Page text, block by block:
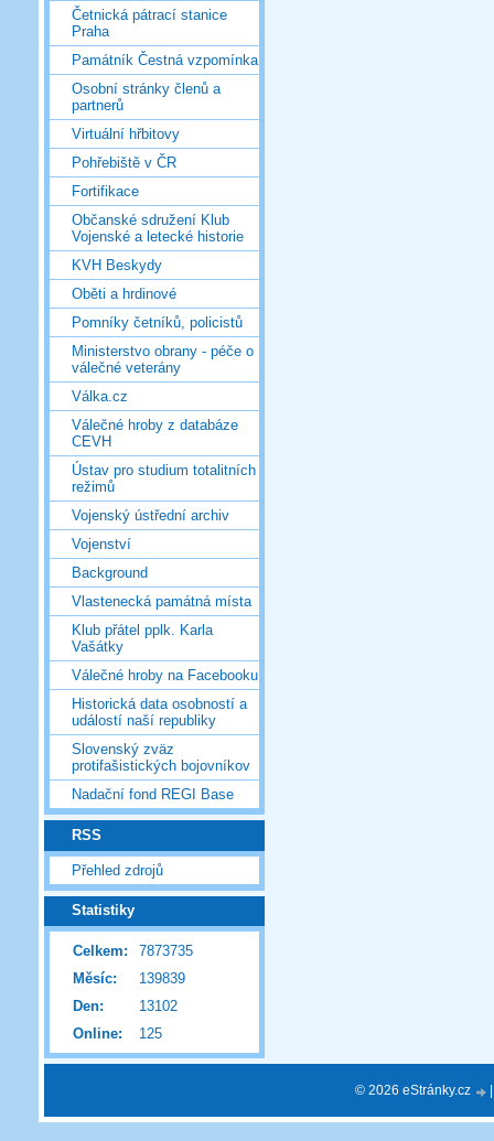
Četnická pátrací stanice
Praha
Památník Čestná vzpomínka
Osobní stránky členů a
partnerů
Virtuální hřbitovy
Pohřebiště v ČR
Fortifikace
Občanské sdružení Klub
Vojenské a letecké historie
KVH Beskydy
Oběti a hrdinové
Pomníky četníků, policistů
Ministerstvo obrany - péče o
válečné veterány
Válka.cz
Válečné hroby z databáze
CEVH
Ústav pro studium totalitních
režimů
Vojenský ústřední archiv
Vojenství
Background
Vlastenecká památná místa
Klub přátel pplk. Karla
Vašátky
Válečné hroby na Facebooku
Historická data osobností a
událostí naší republiky
Slovenský zväz
protifašistických bojovníkov
Nadační fond REGI Base
RSS
Přehled zdrojů
Statistiky
Online: 125
Celkem:
7873735
Měsíc:
139839
Den:
13102
© 2026 eStránky.cz